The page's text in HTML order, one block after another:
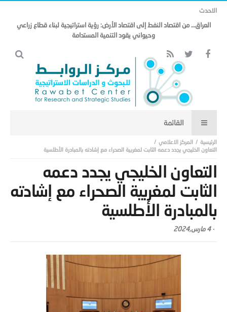
الاحدث
العراق… من اقتصاد النفط إلى اقتصاد الأرض: رؤية استراتيجية لبناء قطاع زراعي
وحيواني يقود التنمية المستدامة
المركز الاعلامي
التعاون الخليجي يجدد دعمه الثابت لمغربية الصحراء مع إشادته بالمبادرة الأطلسية
التعاون الخليجي يجدد دعمه
الثابت لمغربية الصحراء مع إشادته
بالمبادرة الأطلسية
-4 مارس,2024